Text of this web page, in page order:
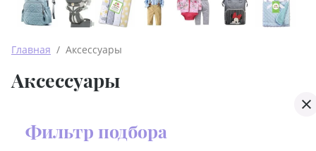
Главная
  /  Аксессуары
Аксессуары
Фильтр подбора